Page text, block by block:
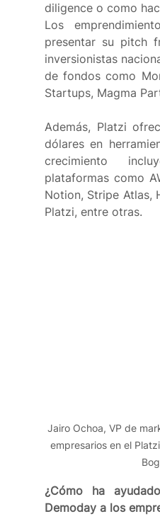
diligence o como
Los
presentar su pitch
inversionistas
de fondos como
Startups, Magma
Además, Platzi
dólares en
crecimiento
plataformas como
Notion, Stripe Atlas,
Platzi, entre otras.
Jairo Ochoa, VP de
empresarios en el
¿Cómo ha
Demoday a los